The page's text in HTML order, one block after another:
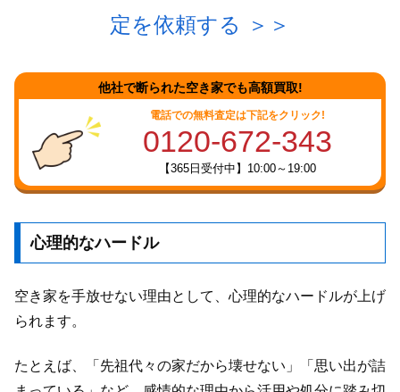
定を依頼する
＞＞
他社で断られた空き家でも高額買取!
電話での無料査定は下記をクリック!
0120-672-343
【365日受付中】10:00～19:00
心理的なハードル
空き家を手放せない理由として、心理的なハードルが上げ
られます。
たとえば、「先祖代々の家だから壊せない」「思い出が詰